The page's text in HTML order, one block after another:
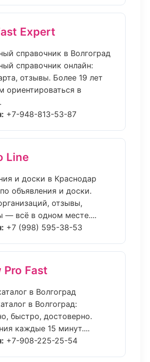
Expert
справочник в Волгоград
справочник онлайн:
отзывы. Более 19 лет
ориентироваться в
+7-948-813-53-87
Line
и доски в Краснодар
объявления и доски.
отзывы,
— всё в одном месте....
+7 (998) 595-38-53
Pro Fast
в Волгоград
в Волгоград:
быстро, достоверно.
каждые 15 минут....
+7-908-225-25-54